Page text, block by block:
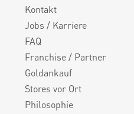
Kontakt
Jobs / Karriere
FAQ
Franchise / Partner
Goldankauf
Stores vor Ort
Philosophie